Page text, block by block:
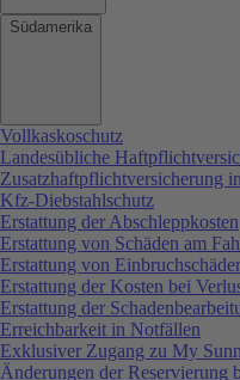
Südamerika
Vollkaskoschutz
Landesübliche
Zusatzhaftpflichtversicherung
Kfz-Diebstahlschutz
Erstattung der Abschleppkosten
Erstattung von Schäden am
Erstattung von
Erstattung der Kosten bei
Erstattung der
Erreichbarkeit in Notfällen
Exklusiver Zugang zu My
Änderungen der Reservierung